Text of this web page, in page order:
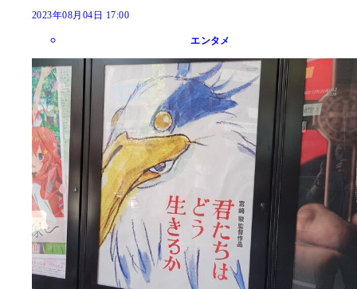
2023年08月04日 17:00
エンタメ